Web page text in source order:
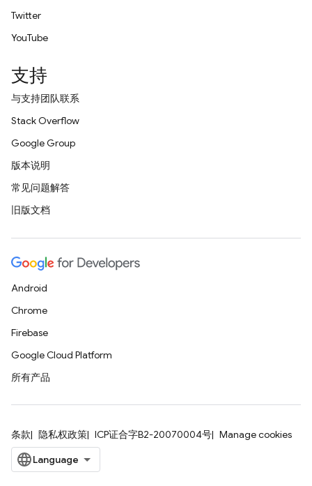
Twitter
YouTube
支持
与支持团队联系
Stack Overflow
Google Group
版本说明
常见问题解答
旧版文档
Android
Chrome
Firebase
Google Cloud Platform
所有产品
条款 隐私权政策 ICP证合字B2-20070004号 Manage cookies